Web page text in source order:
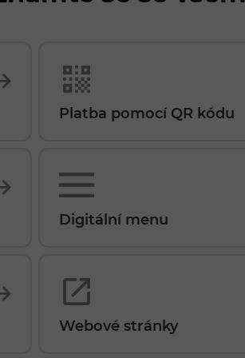
Platba pomocí QR kódu
Digitální menu
Webové stránky